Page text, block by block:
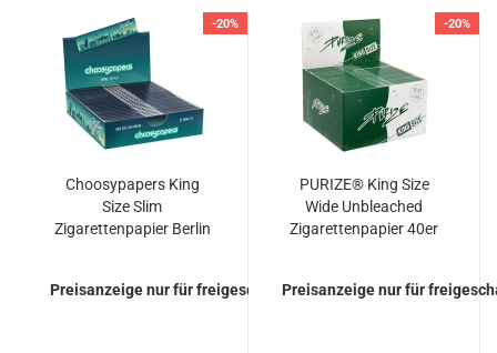
-20%
Choosypapers King
Size Slim
Zigarettenpapier Berlin
Preisanzeige nur für freigeschaltete Kunden
-20%
PURIZE® King Size
Wide Unbleached
Zigarettenpapier 40er
Preisanzeige nur für